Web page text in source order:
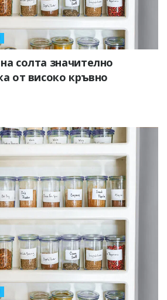
солта значително
от високо кръвно